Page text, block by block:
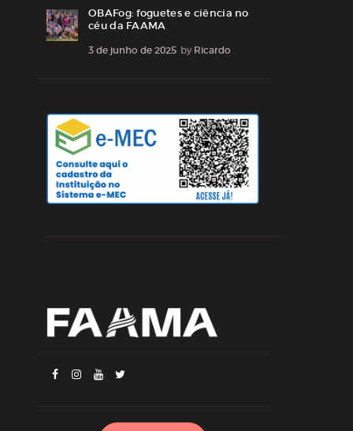
OBAFog: foguetes e ciência no
céu da FAAMA
3 de junho de 2025 by Ricardo